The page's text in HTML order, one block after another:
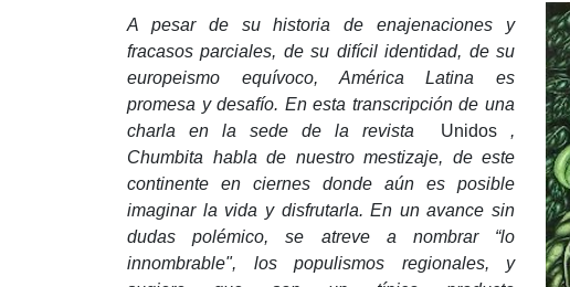
A pesar de su historia de enajenaciones y
fracasos parciales, de su difícil identidad, de su
europeismo equívoco, América Latina es
promesa y desafío. En esta transcripción de una
charla en la sede de la revista
Unidos ,
Chumbita habla de nuestro mestizaje, de este
continente en ciernes donde aún es posible
imaginar la vida y disfrutarla.En un avance sin
dudas polémico, se atreve a nombrar “lo
innombrable", los populismos regionales, y